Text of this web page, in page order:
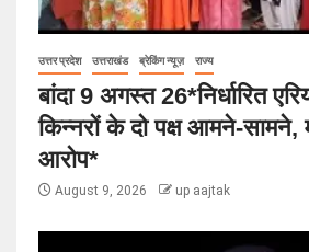
उत्तर प्रदेश उत्तराखंड ब्रेकिंग न्यूज़ राज्य
बांदा 9 अगस्त 26*निर्धारित
किन्नरों के दो पक्ष आमने-सामने,
आरोप*
August 9, 2026 up aajtak